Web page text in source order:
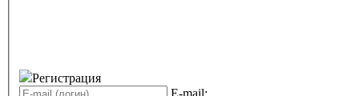
Регистрация
E-mail: